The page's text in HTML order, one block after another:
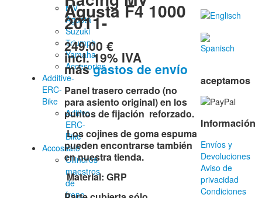
MV
Agusta
Suzuki
Triumph
Yamaha
Accesorios
Additive-
ERC-
Bike
Aditivo
ERC-
Bike
Accossato
Cilindros
maestros
de
freno
Agusta F4 1000
2011-
249.00 €
incl. 19% IVA
másgastos de envío
Panel trasero cerrado (no
para asiento original)en los
puntos de fijación reforzado.
Los cojines de goma espuma
pueden encontrarse también
en nuestra tienda.
Material: GRP
aceptamos
Información
Envíos y
Devoluciones
Aviso de
privacidad
Condiciones